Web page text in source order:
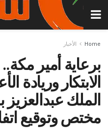
Home الأخبار
برعاية أمير
الابتكار وريادة
مختص وتوقيع